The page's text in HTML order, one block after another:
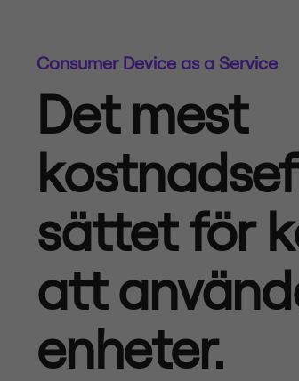
Consumer Device as a Service
Det mest
sättet för
att
enheter.